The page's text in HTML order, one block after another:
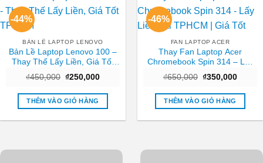
-44%
BẢN LỀ LAPTOP LENOVO
Bản Lề Laptop Lenovo 100 –
Thay Thế Lấy Liền, Giá Tốt
₫450,000 Giá
là:
₫450,000.
₫250,000Giá
tại
₫250,000.
THÊM VÀO GIỎ HÀNG
-46%
FAN LAPTOP ACER
Thay Fan Laptop Acer
Chromebook Spin 314 – Lấy
₫650,000 Giá
là:
₫650,000.
₫350,000Giá
tại
THÊM VÀO GIỎ HÀNG